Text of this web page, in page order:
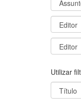
Utilizar